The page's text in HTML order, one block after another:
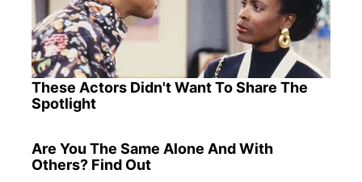
These Actors Didn't Want To Share The
Spotlight
Are You The Same Alone And With
Others? Find Out